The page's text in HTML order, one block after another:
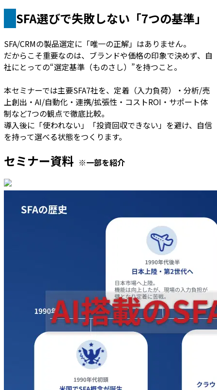
SFA選びで失敗しない「7つの基準」
SFA/CRMの製品選定に「唯一の正解」はありません。
だからこそ重要なのは、ブランドや価格の印象で決めず、自
社にとっての“選定基準（ものさし）”を持つこと。
本セミナーでは主要SFA7社を、定着（入力負荷）・分析/売
上創出・AI/自動化・連携/拡張性・コストROI・サポート体
制など7つの観点で徹底比較。
導入後に「使われない」「投資回収できない」を避け、自信
を持って選べる状態をつくります。
セミナー資料 ※一部を紹介